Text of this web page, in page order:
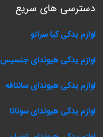
دسترسی های سریع
لوازم یدکی کیا سراتو
لوازم یدکی هیوندای جنسیس
لوازم یدکی هیوندای سانتافه
لوازم یدکی هیوندای سوناتا